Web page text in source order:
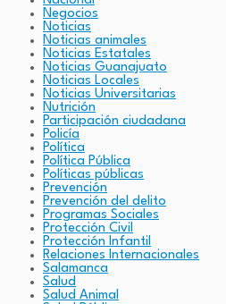
Negocios
Noticias
Noticias animales
Noticias Estatales
Noticias Guanajuato
Noticias Locales
Noticias Universitarias
Nutrición
Participación ciudadana
Policía
Política
Política Pública
Políticas públicas
Prevención
Prevención del delito
Programas Sociales
Protección Civil
Protección Infantil
Relaciones Internacionales
Salamanca
Salud
Salud Animal